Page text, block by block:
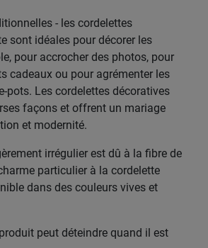
- les cordelettes
sont idéales pour décorer les
pour accrocher des photos, pour
cadeaux ou pour agrémenter les
pots. Les cordelettes décoratives
façons et offrent un mariage
et modernité.
irrégulier est dû à la fibre de
particulier à la cordelette
dans des couleurs vives et
peut déteindre quand il est